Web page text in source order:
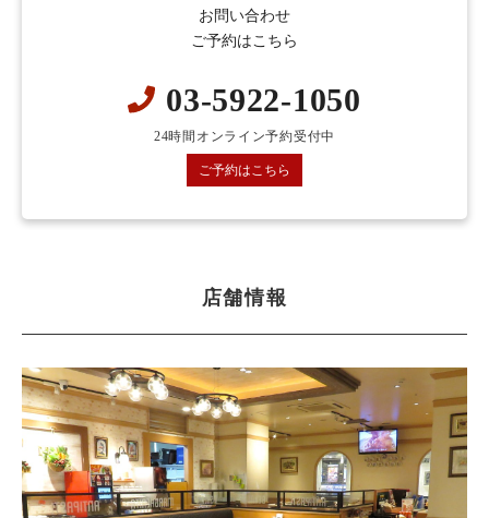
お問い合わせ
ご予約はこちら
03-5922-1050
24時間オンライン予約受付中
ご予約はこちら
店舗情報